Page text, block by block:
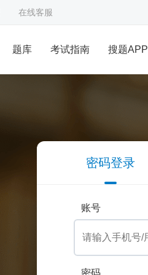
在线客服
题库 考试指南 搜题APP
密码登录
账号
密码